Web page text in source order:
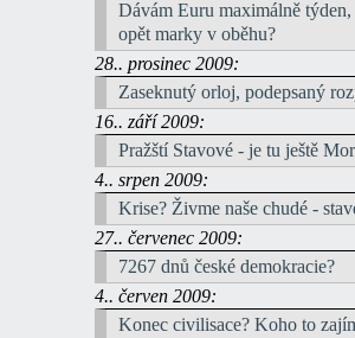
Dávám Euru maximálně
opět marky v oběhu?
28.. prosinec 2009:
Zaseknutý orloj, podepsaný
16.. září 2009:
Pražští Stavové - je tu ještě
4.. srpen 2009:
Krise? Živme naše chudé -
27.. červenec 2009:
7267 dnů české demokracie?
4.. červen 2009:
Konec civilisace? Koho to